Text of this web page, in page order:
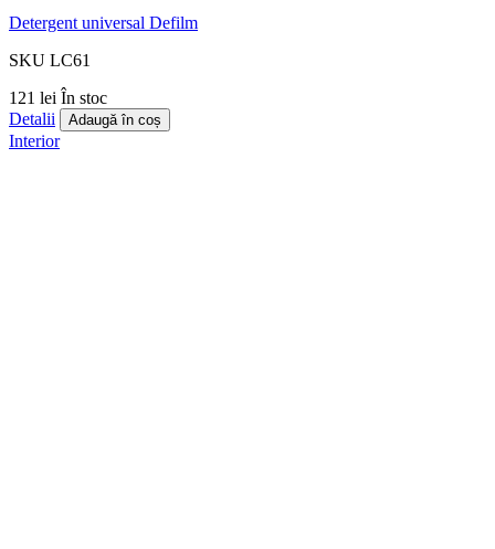
Detergent universal Defilm
SKU LC61
121 lei În stoc
Detalii
Adaugă în coș
Interior